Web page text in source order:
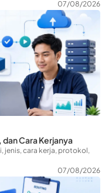
07/08/2026
dan Cara Kerjanya
jenis, cara kerja, protokol,
07/08/2026